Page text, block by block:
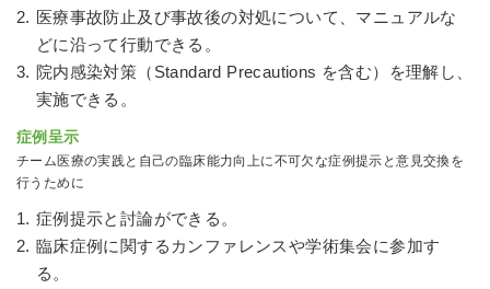
医療事故防止及び事故後の対処について、マニュアルな
どに沿って行動できる。
院内感染対策（Standard Precautions を含む）を理解し、
実施できる。
症例呈示
チーム医療の実践と自己の臨床能力向上に不可欠な症例提示と意見交換を
行うために
症例提示と討論ができる。
臨床症例に関するカンファレンスや学術集会に参加す
る。